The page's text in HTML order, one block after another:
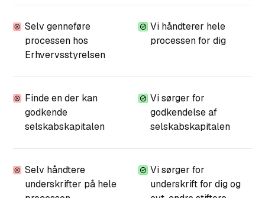
Selv genneføre
processen hos
Erhvervsstyrelsen
Vi håndterer hele
processen for dig
Finde en der kan
godkende
selskabskapitalen
Vi sørger for
godkendelse af
selskabskapitalen
Selv håndtere
underskrifter på hele
Vi sørger for
underskrift for dig og